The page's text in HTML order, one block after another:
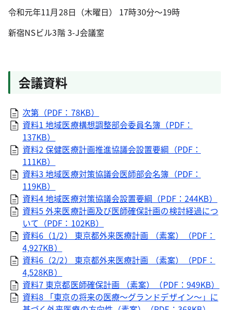
令和元年11月28日（木曜日） 17時30分～19時
新宿NSビル3階 3-J会議室
会議資料
次第（PDF：78KB）
資料1 地域医療構想調整部会委員名簿（PDF：
137KB）
資料2 保健医療計画推進協議会設置要綱（PDF：
111KB）
資料3 地域医療対策協議会医師部会名簿（PDF：
119KB）
資料4 地域医療対策協議会設置要綱（PDF：244KB）
資料5 外来医療計画及び医師確保計画の検討経過につ
いて（PDF：102KB）
資料6（1/2） 東京都外来医療計画 （素案）（PDF：
4,927KB）
資料6（2/2） 東京都外来医療計画 （素案）（PDF：
4,528KB）
資料7 東京都医師確保計画 （素案）（PDF：949KB）
資料8 「東京の将来の医療～グランドデザイン～」に